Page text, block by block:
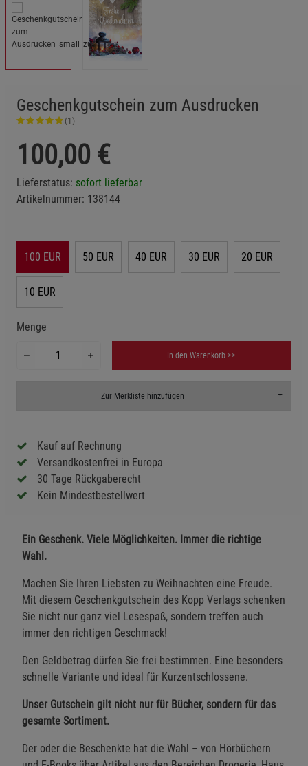
Geschenkgutschein zum Ausdrucken
(1)
100,00 €
Lieferstatus: sofort lieferbar
Artikelnummer: 138144
100 EUR 50 EUR 40 EUR 30 EUR 20 EUR
10 EUR
Menge
In den Warenkorb >>
Zur Merkliste hinzufügen Toggle
Kauf auf Rechnung
Versandkostenfrei in Europa
30 Tage Rückgaberecht
Kein Mindestbestellwert
Ein Geschenk. Viele Möglichkeiten. Immer die richtige
Wahl.
Machen Sie Ihren Liebsten zu Weihnachten eine Freude.
Mit diesem Geschenkgutschein des Kopp Verlags schenken
Sie nicht nur ganz viel Lesespaß, sondern treffen auch
immer den richtigen Geschmack!
Den Geldbetrag dürfen Sie frei bestimmen. Eine besonders
schnelle Variante und ideal für Kurzentschlossene.
Unser Gutschein gilt nicht nur für Bücher, sondern für das
gesamte Sortiment.
Der oder die Beschenkte hat die Wahl – von Hörbüchern